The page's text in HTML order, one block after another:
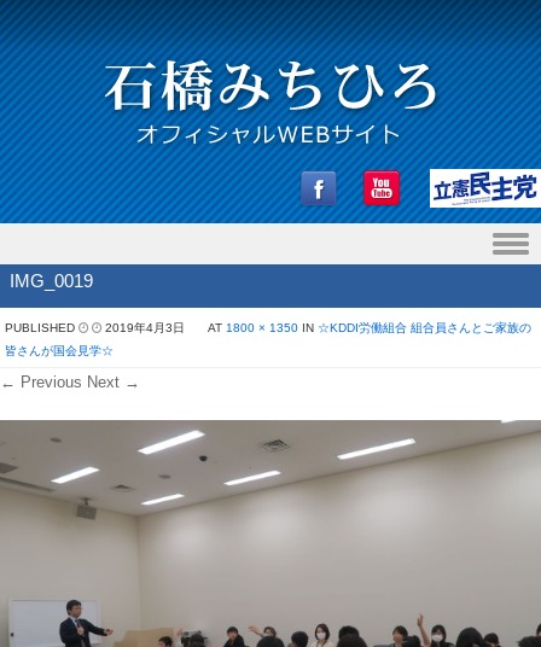
Skip to content
IMG_0019
PUBLISHED 2019年4月3日 AT 1800 × 1350 IN ☆KDDI労働組合 組合員さんとご家族の
皆さんが国会見学☆
← Previous Next →